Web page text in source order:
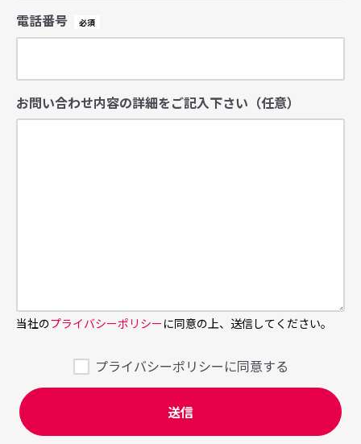
電話番号
お問い合わせ内容の詳細をご記入下さい（任意）
当社のプライバシーポリシーに同意の上、送信してください。
プライバシーポリシーに同意する